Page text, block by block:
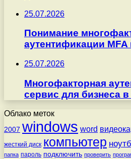
25.07.2026
Понимание
аутентификации
25.07.2026
Многофакторная
сервис для бизнеса в
Облако меток
2007 windows word
жесткий диск компьютер
папка пароль подключить проверить